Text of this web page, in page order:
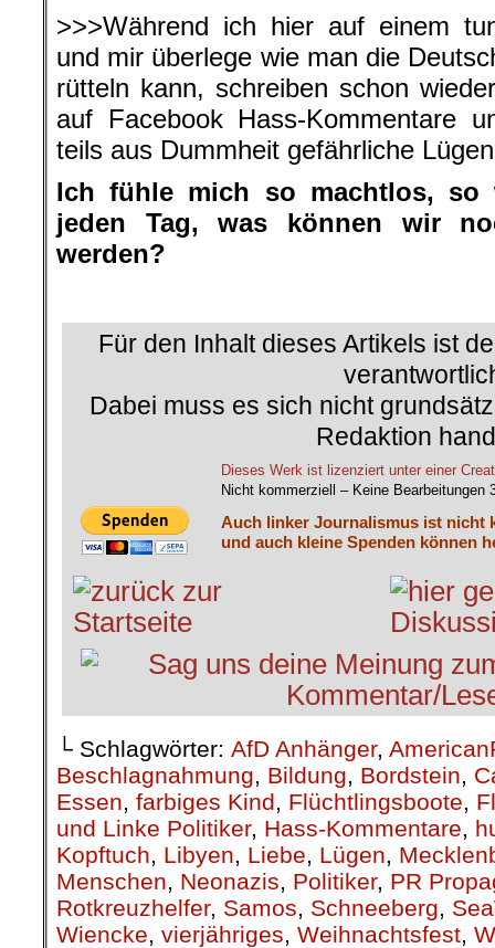
>>>Während ich hier auf einem
und mir überlege wie man die
rütteln kann, schreiben schon
auf Facebook Hass-Kommentare
teils aus Dummheit gefährliche
Ich fühle mich so machtlos, so
jeden Tag, was können wir
werden?
Für den Inhalt dieses Artikels ist
Dabei muss es sich nicht
Redaktion
Dieses Werk ist lizenziert unter einer
Nicht kommerziell – Keine Bearbeitungen
Auch linker Journalismus ist nicht
und auch kleine Spenden können
└ Schlagwörter: AfD Anhänger,
Beschlagnahmung, Bildung, Bordstein,
Essen, farbiges Kind, Flüchtlingsboote,
und Linke Politiker, Hass-Kommentare,
Kopftuch, Libyen, Liebe, Lügen,
Menschen, Neonazis, Politiker, PR
Rotkreuzhelfer, Samos, Schneeberg,
Wiencke, vierjähriges, Weihnachtsfest,